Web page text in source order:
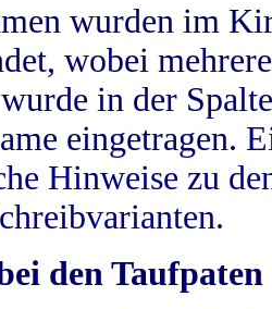
wurden im
wobei
in der
eingetragen.
Hinweise zu
den Taufpaten